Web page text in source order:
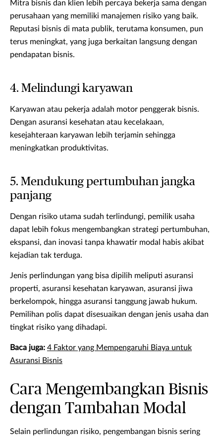
Mitra bisnis dan klien lebih percaya bekerja sama dengan
perusahaan yang memiliki manajemen risiko yang baik.
Reputasi bisnis di mata publik, terutama konsumen, pun
terus meningkat, yang juga berkaitan langsung dengan
pendapatan bisnis.
4. Melindungi karyawan
Karyawan atau pekerja adalah motor penggerak bisnis.
Dengan asuransi kesehatan atau kecelakaan,
kesejahteraan karyawan lebih terjamin sehingga
meningkatkan produktivitas.
5. Mendukung pertumbuhan jangka
panjang
Dengan risiko utama sudah terlindungi, pemilik usaha
dapat lebih fokus mengembangkan strategi pertumbuhan,
ekspansi, dan inovasi tanpa khawatir modal habis akibat
kejadian tak terduga.
Jenis perlindungan yang bisa dipilih meliputi asuransi
properti, asuransi kesehatan karyawan, asuransi jiwa
berkelompok, hingga asuransi tanggung jawab hukum.
Pemilihan polis dapat disesuaikan dengan jenis usaha dan
tingkat risiko yang dihadapi.
Baca juga: 4 Faktor yang Mempengaruhi Biaya untuk
Asuransi Bisnis
Cara Mengembangkan Bisnis
dengan Tambahan Modal
Selain perlindungan risiko, pengembangan bisnis sering